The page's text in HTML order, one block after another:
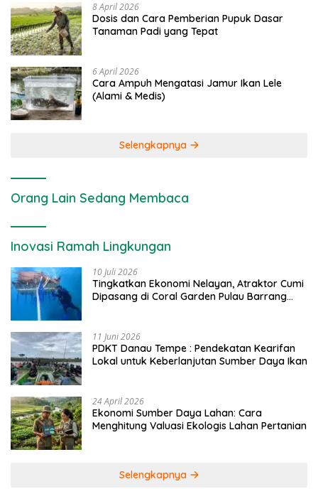
8 April 2026
Dosis dan Cara Pemberian Pupuk Dasar
Tanaman Padi yang Tepat
6 April 2026
Cara Ampuh Mengatasi Jamur Ikan Lele
(Alami & Medis)
Selengkapnya
Orang Lain Sedang Membaca
Inovasi Ramah Lingkungan
10 Juli 2026
Tingkatkan Ekonomi Nelayan, Atraktor Cumi
Dipasang di Coral Garden Pulau Barrang
11 Juni 2026
PDKT Danau Tempe : Pendekatan Kearifan
Lokal untuk Keberlanjutan Sumber Daya Ikan
24 April 2026
Ekonomi Sumber Daya Lahan: Cara
Menghitung Valuasi Ekologis Lahan Pertanian
Selengkapnya